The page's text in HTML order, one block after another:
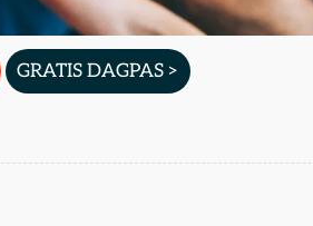
GRATIS DAGPAS >